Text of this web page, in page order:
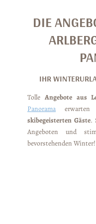
DIE
IHR
TolleAngebote aus
Panorama erwarten
skibegeisterten Gäste.
Angeboten und
bevorstehenden Winter!